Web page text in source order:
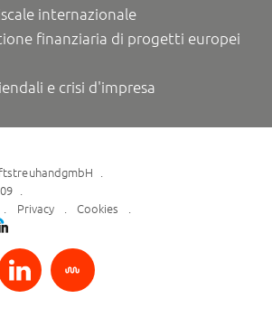
internazionale
finanziaria di progetti europei
e crisi d'impresa
Privacy
Cookies